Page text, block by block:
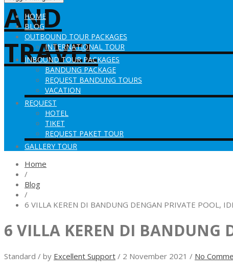
HOME
BLOG
OUTBOUND TOUR PACKAGES
INTERNATIONAL TOUR
INBOUND TOUR PACKAGES
BANDUNG PACKAGE
REQUEST BANDUNG TOURS
VACATION
REQUEST
HOTEL
TIKET
REQUEST PAKET TOUR
GALLERY TOUR
Home
/
Blog
/
6 VILLA KEREN DI BANDUNG DENGAN PRIVATE POOL,
6 VILLA KEREN DI BANDUNG
Standard / by Excellent Support / 2 November 2021 / No